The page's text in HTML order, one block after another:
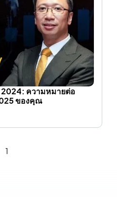
2024: ความหมายต่อ
ของคุณ
1